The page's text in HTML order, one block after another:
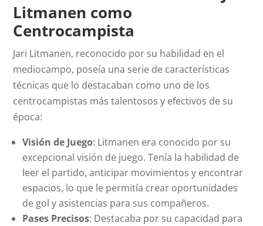
Litmanen como
Centrocampista
Jari Litmanen, reconocido por su habilidad en el
mediocampo, poseía una serie de características
técnicas que lo destacaban como uno de los
centrocampistas más talentosos y efectivos de su
época:
Visión de Juego: Litmanen era conocido por su
excepcional visión de juego. Tenía la habilidad de
leer el partido, anticipar movimientos y encontrar
espacios, lo que le permitía crear oportunidades
de gol y asistencias para sus compañeros.
Pases Precisos: Destacaba por su capacidad para